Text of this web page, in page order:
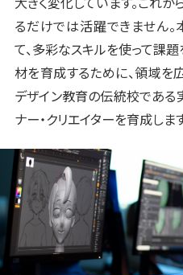
るだけでは活躍できません
て、多彩なスキルを使って課
材を育成するために、領域を
デザイン教育の伝統校である
ナー・クリエイターを育成しま